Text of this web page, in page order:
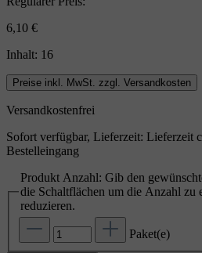
6,10 €
Inhalt: 16
Preise inkl. MwSt. zzgl. Versandkosten
Versandkostenfrei
Sofort verfügbar, Lieferzeit: Lieferzeit
Bestelleingang
Produkt Anzahl: Gib den
die Schaltflächen um die Anzahl zu
reduzieren.
Paket(e)